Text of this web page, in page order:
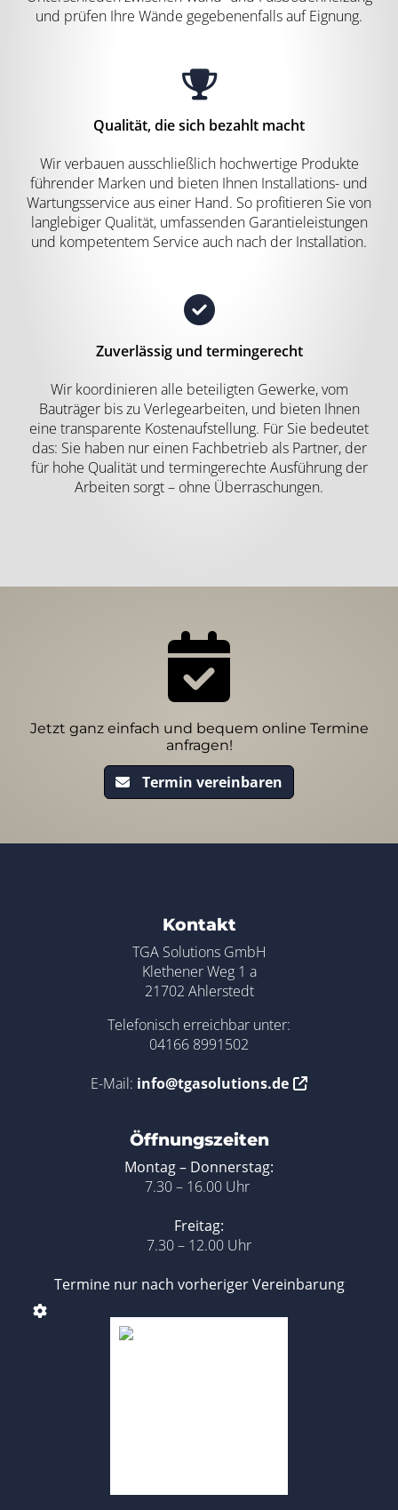
und prüfen Ihre Wände gegebenenfalls auf Eignung.
Qualität, die sich bezahlt macht
Wir verbauen ausschließlich hochwertige Produkte
führender Marken und bieten Ihnen Installations- und
Wartungsservice aus einer Hand. So profitieren Sie von
langlebiger Qualität, umfassenden Garantieleistungen
und kompetentem Service auch nach der Installation.
Zuverlässig und termingerecht
Wir koordinieren alle beteiligten Gewerke, vom
Bauträger bis zu Verlegearbeiten, und bieten Ihnen
eine transparente Kostenaufstellung. Für Sie bedeutet
das: Sie haben nur einen Fachbetrieb als Partner, der
für hohe Qualität und termingerechte Ausführung der
Arbeiten sorgt – ohne Überraschungen.
Jetzt ganz einfach und bequem online Termine
anfragen!
Termin vereinbaren
Kontakt
TGA Solutions GmbH
Klethener Weg 1 a
21702 Ahlerstedt
Telefonisch erreichbar unter:
04166 8991502
E-Mail: info@tgasolutions.de
Öffnungszeiten
Montag – Donnerstag:
7.30 – 16.00 Uhr
Freitag:
7.30 – 12.00 Uhr
Termine nur nach vorheriger Vereinbarung